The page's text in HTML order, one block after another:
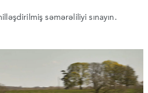
səmərəliliyi sınayın.